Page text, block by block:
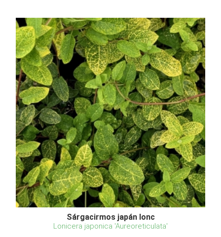
Sárgacirmos japán lonc
Lonicera japonica 'Aureoreticulata'